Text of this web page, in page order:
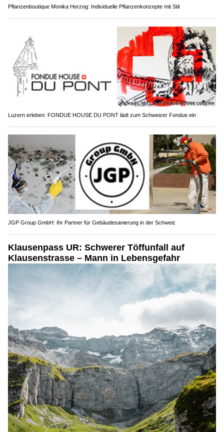
Pflanzenboutique Monika Herzog: Individuelle Pflanzenkonzepte mit Stil
Luzern erleben: FONDUE HOUSE DU PONT lädt zum Schweizer Fondue ein
JGP Group GmbH: Ihr Partner für Gebäudesanierung in der Schweiz
Klausenpass UR: Schwerer Töffunfall auf
Klausenstrasse – Mann in Lebensgefahr